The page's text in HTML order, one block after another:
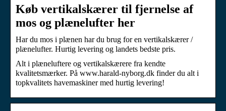
Køb vertikalskærer til fjernelse af
mos og plænelufter her
Har du mos i plænen har du brug for en vertikalskærer /
plænelufter. Hurtig levering og landets bedste pris.
Alt i plæneluftere og vertikalskærere fra kendte
kvalitetsmærker. På www.harald-nyborg.dk finder du alt i
topkvalitets havemaskiner med hurtig levering!